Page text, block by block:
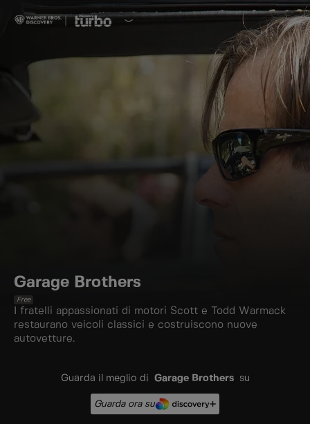
Garage Brothers
Free
I fratelli appassionati di motori Scott e Todd Warmack
restaurano veicoli classici e costruiscono nuove
autovetture.
Guarda il meglio di Garage Brotherssu
Guarda ora su